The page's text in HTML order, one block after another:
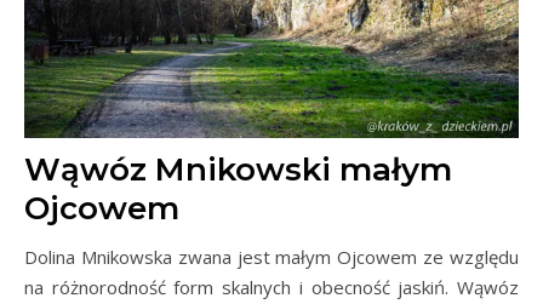
Wąwóz Mnikowski małym
Ojcowem
Dolina Mnikowska zwana jest małym Ojcowem ze względu
na różnorodność form skalnych i obecność jaskiń. Wąwóz